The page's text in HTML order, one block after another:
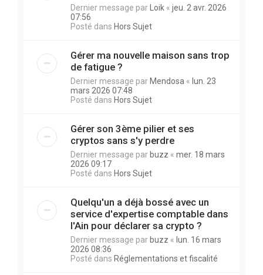
Dernier message parLoik « jeu. 2 avr. 2026
07:56
Posté dans Hors Sujet
Gérer ma nouvelle maison sans trop
de fatigue ?
Dernier message parMendosa « lun. 23
mars 2026 07:48
Posté dans Hors Sujet
Gérer son 3ème pilier et ses
cryptos sans s'y perdre
Dernier message parbuzz « mer. 18 mars
2026 09:17
Posté dans Hors Sujet
Quelqu'un a déjà bossé avec un
service d'expertise comptable dans
l'Ain pour déclarer sa crypto ?
Dernier message parbuzz « lun. 16 mars
2026 08:36
Posté dans Réglementations et fiscalité